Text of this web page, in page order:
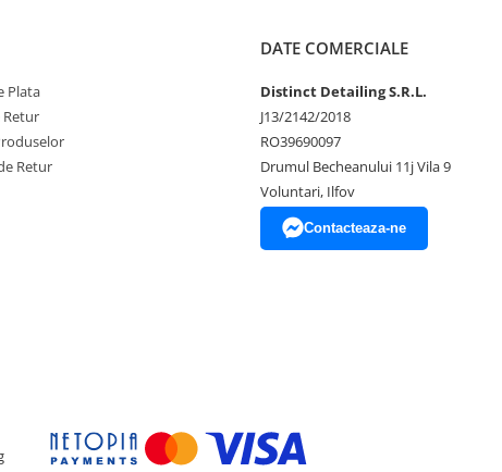
2
Plata
Retur
Retur
DATE COMERCIALE
Distinct Detailing S.R.L.
J13/2142/2018
RO39690097
Drumul Becheanului 11j Vila 9
Voluntari, Ilfov
Contacteaza-ne